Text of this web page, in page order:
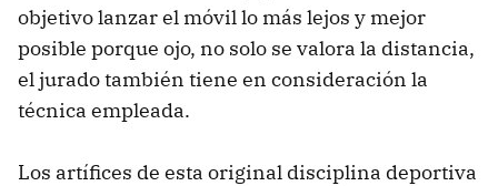
objetivo lanzar el móvil lo más lejos y mejor
posible porque ojo, no solo se valora la distancia,
el jurado también tiene en consideración la
técnica empleada.
Los artífices de esta original disciplina deportiva